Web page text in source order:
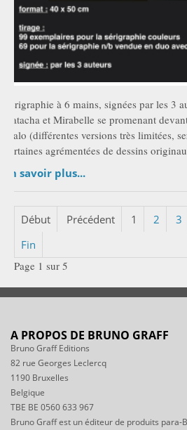
Sérigraphie à 6 mains, signées par les 3
Natacha et Mirabelle se promenant
Malo (différentes versions très limitées,
certaines agrémentées de dessins
En savoir plus...
Début Précédent 1 2 3
Fin
Page 1 sur 5
A PROPOS DE BRUNO GRAFF
Bruno Graff Editions
82 rue Georges Leclercq
1190 Bruxelles
Belgique
TBE BE 0560 633 967
Bruno Graff est un éditeur de produits para-